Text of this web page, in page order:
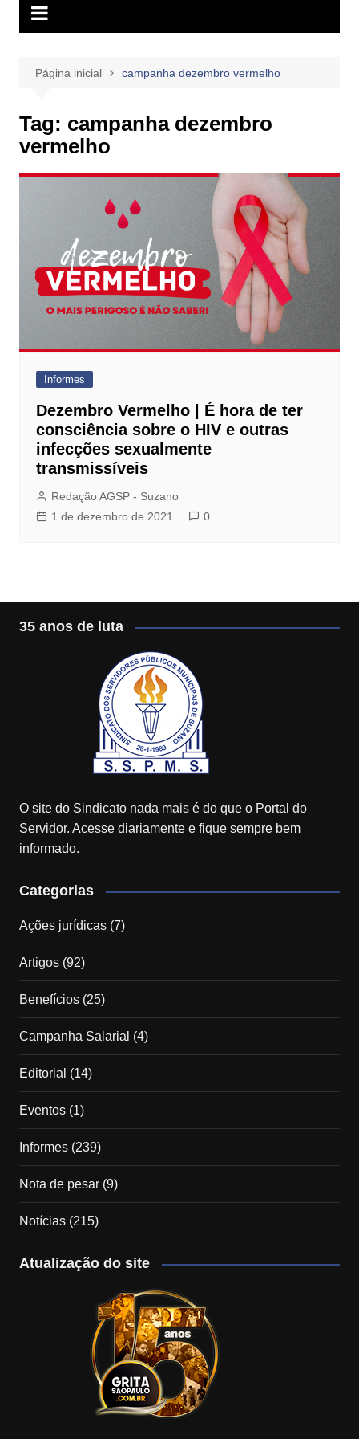
Página inicial campanha dezembro vermelho
Tag: campanha dezembro
vermelho
Informes
Dezembro Vermelho | É hora de ter
consciência sobre o HIV e outras
infecções sexualmente
transmissíveis
Redação AGSP - Suzano
1 de dezembro de 2021
0
35 anos de luta
O site do Sindicato nada mais é do que o Portal do
Servidor. Acesse diariamente e fique sempre bem
informado.
Categorias
Ações jurídicas(7)
Artigos(92)
Benefícios(25)
Campanha Salarial (4)
Editorial (14)
Eventos(1)
Informes(239)
Nota de pesar(9)
Notícias(215)
Atualização do site